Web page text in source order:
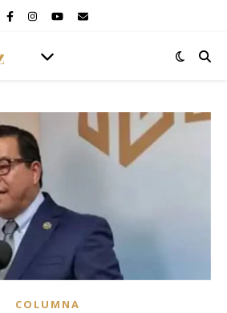
COLUMNA